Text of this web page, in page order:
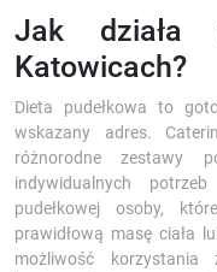
Jak działa
Katowicach?
Dieta pudełkowa to
wskazany adres.
różnorodne zestawy
indywidualnych
pudełkowej osoby,
prawidłową masę ciała
możliwość